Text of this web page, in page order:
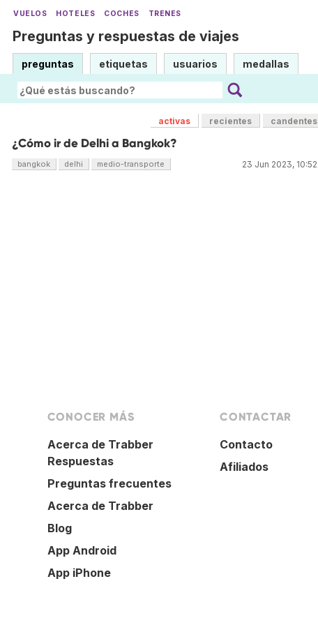
VUELOS HOTELES COCHES TRENES
Preguntas y respuestas de viajes
preguntas etiquetas usuarios medallas
activas recientes candentes
¿Cómo ir de Delhi a Bangkok?
23 Jun 2023, 10:52
bangkok delhi medio-transporte
CONOCER MÁS
Acerca de Trabber
Respuestas
Preguntas frecuentes
Acerca de Trabber
Blog
App Android
App iPhone
CONTACTAR
Contacto
Afiliados